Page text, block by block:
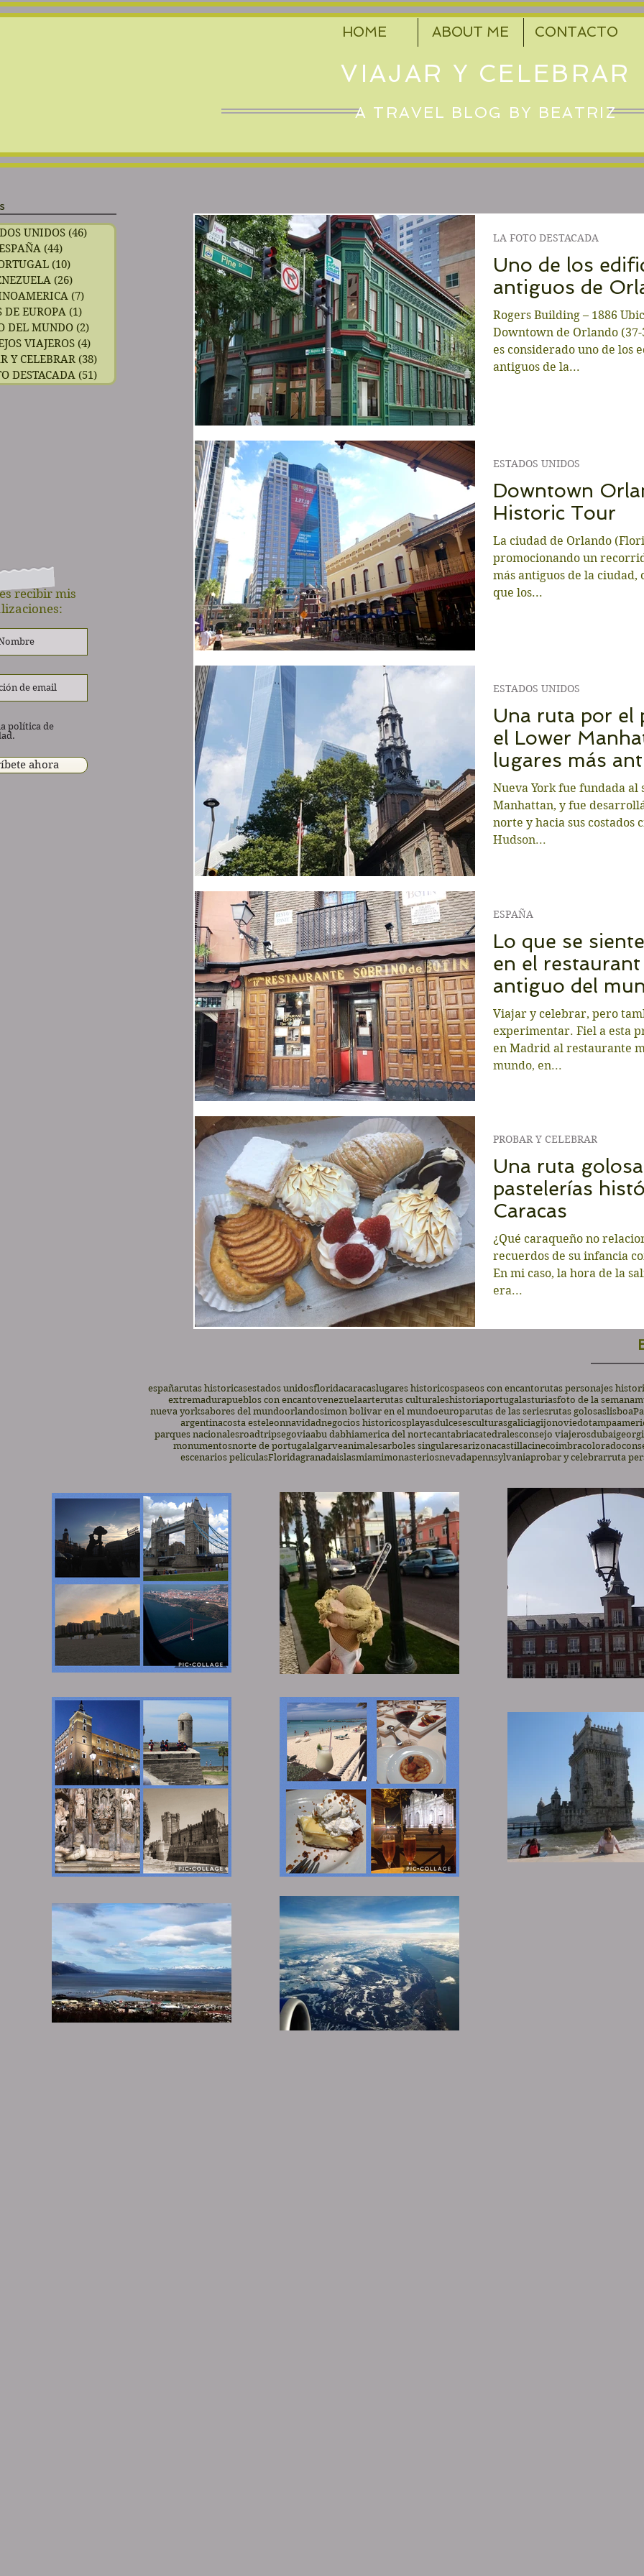
VIAJAR Y CELEBRAR
A TRAVEL BLOG BY BEATRIZ
HOME ABOUT ME CONTACTO
Uno de los
antiguos de
Rogers Building – 1886
Downtown de Orlando (37-
es considerado uno de los
antiguos de la...
LA FOTO DESTACADA
Downtown
Historic Tour
La ciudad de Orlando
promocionando un
más antiguos de la ciudad,
que los...
ESTADOS UNIDOS
Una ruta por el
el Lower
lugares más
Nueva York
Nueva York fue fundada al
Manhattan, y fue
norte y hacia sus costados
Hudson...
ESTADOS UNIDOS
Lo que se
en el restaurant
antiguo del
Viajar y celebrar, pero
experimentar. Fiel a esta
en Madrid al restaurante
mundo, en...
ESPAÑA
Una ruta
pastelerías
Caracas
¿Qué caraqueño no
recuerdos de su infancia
En mi caso, la hora de la
era...
PROBAR Y CELEBRAR
españarutas historicasestados unidosfloridacaracaslugares historicospaseos con encantorutas personajes
extremadurapueblos con encantovenezuelaarterutas culturaleshistoriaportugalasturiasfoto de la semana
nueva yorksabores del mundoorlandosimon bolivar en el mundoeuroparutas de las seriesrutas golosaslisboa
argentinacosta esteleonnavidadnegocios historicosplayasdulcesesculturasgaliciagijonoviedotampa
parques nacionalesroadtripsegoviaabu dabhiamerica del nortecantabriacatedralesconsejo viajerosdubai
monumentosnorte de portugalalgarveanimalesarboles singularesarizonacastillacinecoimbracolorado
escenarios peliculasFloridagranadaislasmiamimonasteriosnevadapennsylvaniaprobar y celebrarruta
política de
ahora
recibir mis
UNIDOS (46) 46 entradas
(44)44 entradas
(10)10 entradas
(26)
(7)7 entradas
DE EUROPA (1)
DEL MUNDO (2)
VIAJEROS (4)
Y CELEBRAR (38)38 entradas
DESTACADA (51)